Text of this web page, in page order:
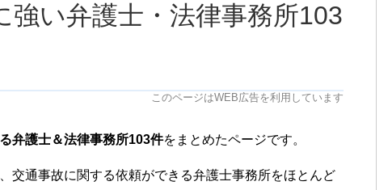
強い弁護士・法律事務所103
このページはWEB広告を利用しています
弁護士＆法律事務所103件をまとめたページです。
交通事故に関する依頼ができる弁護士事務所をほとんど